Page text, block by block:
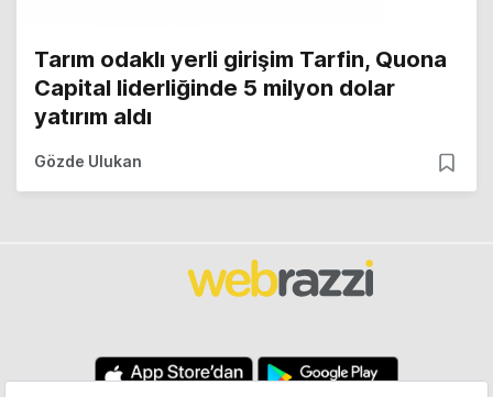
Tarım odaklı yerli girişim Tarfin, Quona
Capital liderliğinde 5 milyon dolar
yatırım aldı
Gözde Ulukan